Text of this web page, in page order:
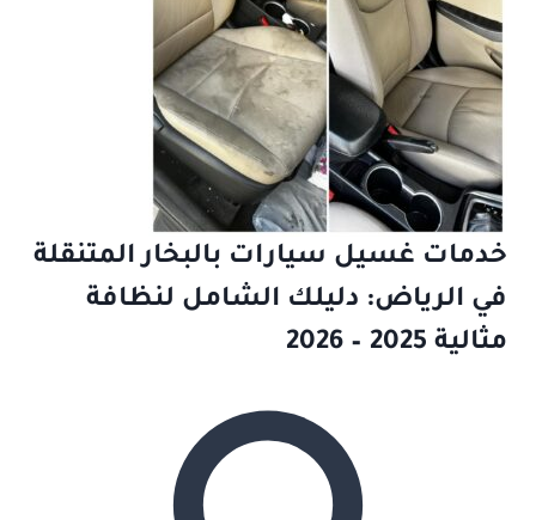
خدمات غسيل سيارات بالبخار المتنقلة
في الرياض: دليلك الشامل لنظافة
مثالية 2025 – 2026